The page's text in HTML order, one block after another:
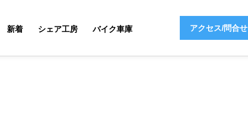
新着 シェア工房 バイク車庫 アクセス/問合せ